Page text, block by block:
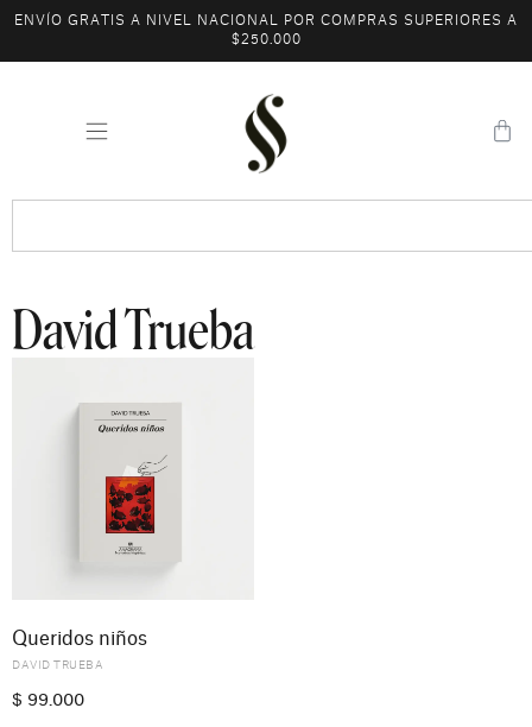
ENVÍO GRATIS A NIVEL NACIONAL POR COMPRAS SUPERIORES A
$250.000
David Trueba
Queridos niños
DAVID TRUEBA
$ 99.000